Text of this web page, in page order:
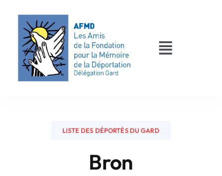
contenu
Toggle
AFMD 30
LISTE DES DÉPORTÉS DU GARD
Bron